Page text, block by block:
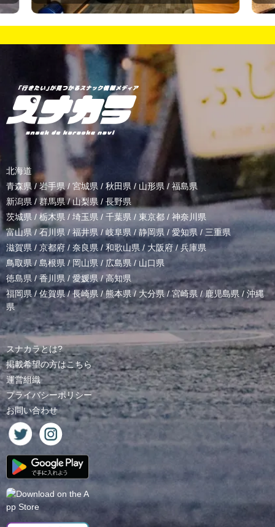
北海道
青森県 / 岩手県/ 宮城県 / 秋田県 / 山形県/ 福島県
新潟県 /群馬県/山梨県 / 長野県
茨城県 / 栃木県 / 埼玉県 / 千葉県 / 東京都 / 神奈川県
富山県 /石川県/福井県/岐阜県 / 静岡県 / 愛知県 / 三重県
滋賀県 / 京都府 / 奈良県 / 和歌山県/ 大阪府 /兵庫県
鳥取県/ 島根県 /岡山県/ 広島県 / 山口県
徳島県 /香川県 / 愛媛県/高知県
福岡県/佐賀県/長崎県 /熊本県/ 大分県/宮崎県 /鹿児島県 / 沖縄
県
スナカラとは?
掲載希望の方はこちら
運営組織
プライバシーポリシー
お問い合わせ